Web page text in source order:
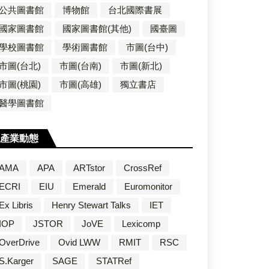
共圖書館 博物館
台北國際書展
家圖書館
國家圖書館(其他)
國臺圖
校圖書館
學術圖書館
市圖(台中)
圖(台北)
市圖(台南)
市圖(新北)
圖(桃園)
市圖(高雄)
獨立書店
學圖書館
產業動態
APA ARTstor
CrossRef
EIU Emerald
Euromonitor
Libris
Henry Stewart Talks
IET
JSTOR JoVE
Lexicomp
Ovid LWW RMIT
RSC
SAGE STATRef